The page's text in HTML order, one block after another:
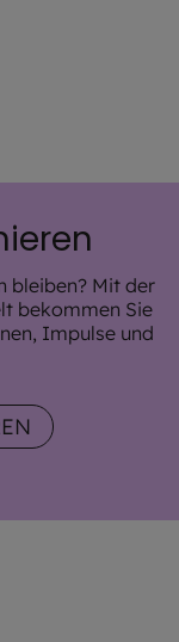
bleiben? Mit der
bekommen Sie
Impulse und